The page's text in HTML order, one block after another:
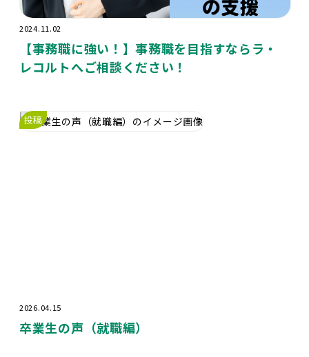
2024.11.02
【事務職に強い！】事務職を目指すならラ・
レコルトへご相談ください！
投稿
2026.04.15
卒業生の声（就職編）